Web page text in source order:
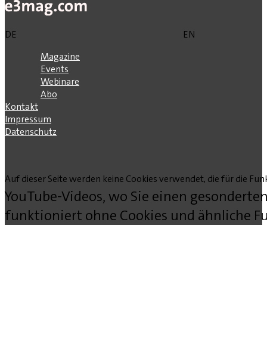
DE
EN
Magazine
Events
Webinare
Abo
Kontakt
Impressum
Datenschutz
Auf dieser Seite werden keine Cookies verwendet, die für die
YouTube-Videos, wo Sie einen
funktioniert ohne Cookies und ähnliche